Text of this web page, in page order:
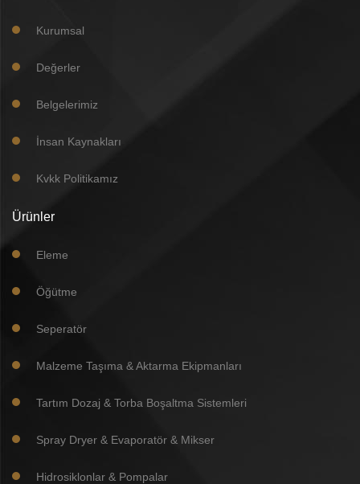
Kurumsal
Değerler
Belgelerimiz
İnsan Kaynakları
Kvkk Politikamız
Ürünler
Eleme
Öğütme
Seperatör
Malzeme Taşıma & Aktarma Ekipmanları
Tartım Dozaj & Torba Boşaltma Sistemleri
Spray Dryer & Evaporatör & Mikser
Hidrosiklonlar & Pompalar